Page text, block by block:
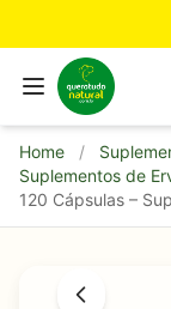
Home /
Suplementos de
120 Cápsulas –